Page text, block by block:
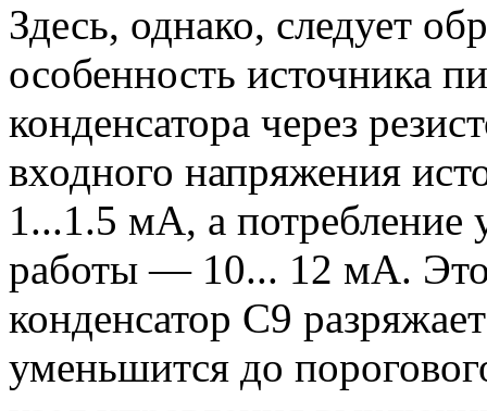
Здесь, однако, следует
особенность источника
конденсатора через
входного напряжения
1...1.5 мА, а потребление
работы — 10... 12 мА. Это
конденсатор С9
уменьшится до